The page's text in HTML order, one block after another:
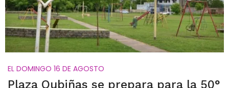
EL DOMINGO 16 DE AGOSTO
Plaza Oubiñas se prepara para la 50°